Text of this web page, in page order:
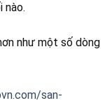
nào.
như một số dòng
san-